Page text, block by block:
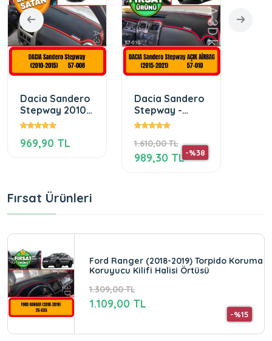
Dacia Sandero
Stepway 2010-
2015 Ön Gögüs
Torpido
969,90 TL
Dacia Sandero
Stepway -
sembol-sybol-
Torpido
Koruma
1.610,00 TL
-%38
989,30 TL
Fırsat Ürünleri
Ford Ranger (2018-2019) Torpido Koruma
Koruyucu Kilifi Halisi Örtüsü
1.309,00 TL
-%15
1.109,00 TL